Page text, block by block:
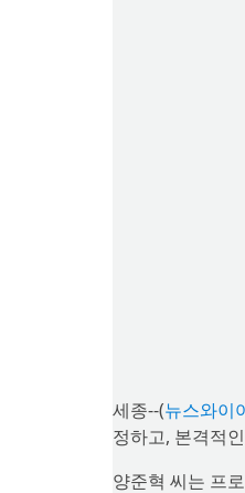
세종--(뉴스와이
정하고, 본격적
양준혁 씨는 프